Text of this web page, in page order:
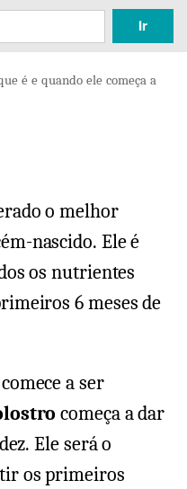
Deixe
em
é
e
começa
é e quando ele começa a
o melhor
nascido. Ele é
os nutrientes
6 meses de
a ser
começa a dar
Ele será o
os primeiros